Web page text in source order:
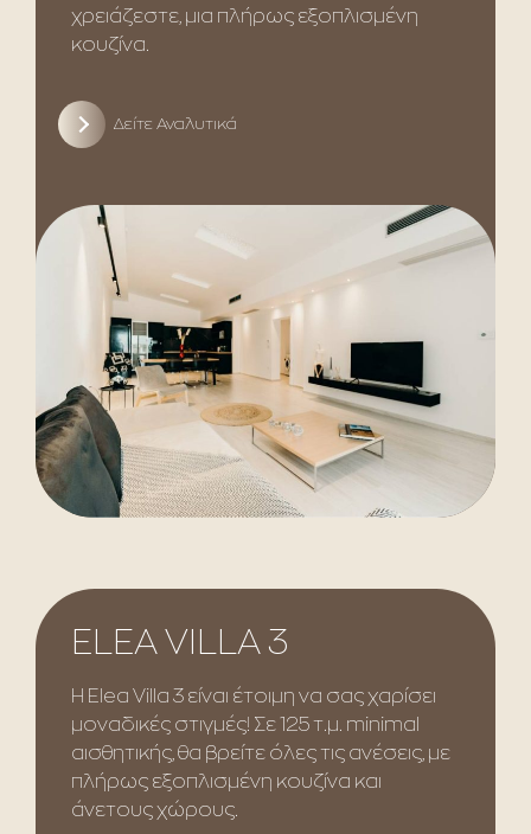
χρειάζεστε, μια πλήρως εξοπλισμένη
κουζίνα.
Δείτε Αναλυτικά
ELEA VILLA 3
Η Elea Villa 3 είναι έτοιμη να σας χαρίσει
μοναδικές στιγμές! Σε 125 τ.μ. minimal
αισθητικής, θα βρείτε όλες τις ανέσεις, με
πλήρως εξοπλισμένη κουζίνα και
άνετους χώρους.